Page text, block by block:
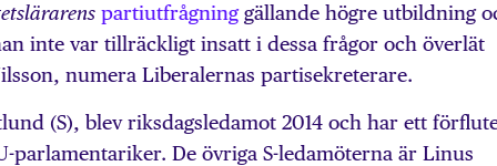
partiutfrågninggällande högre utbildning
inte var tillräckligt insatt i dessa frågor och överlät
numera Liberalernas partisekreterare.
(S), blev riksdagsledamot 2014 och har ett
parlamentariker. De övriga S-ledamöterna är Linus